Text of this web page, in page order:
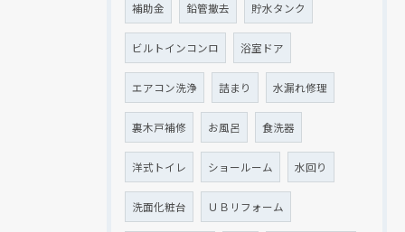
補助金 鉛管撤去 貯水タンク
ビルトインコンロ 浴室ドア
エアコン洗浄 詰まり 水漏れ修理
裏木戸補修 お風呂 食洗器
洋式トイレ ショールーム 水回り
洗面化粧台 ＵＢリフォーム